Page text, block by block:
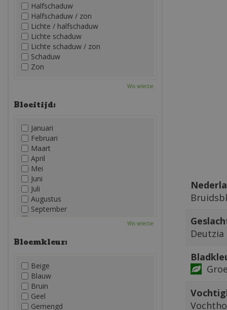
Deutzia
Halfschaduw
Halfschaduw / zon
Lichte / halfschaduw
Lichte schaduw
Lichte schaduw / zon
Schaduw
Zon
Wis selectie
Bloeitijd:
Januari
Februari
Maart
April
Mei
Juni
Juli
Augustus
September
December
Wis selectie
Bloemkleur:
Beige
Blauw
Bruin
Geel
Gemengd